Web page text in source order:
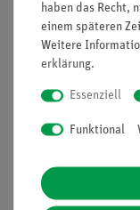
Anschließend
technischen
Weise erleben.
Vorteile
Keine
Aufbau
haben das Recht,
einem späteren
Weitere
erklärung.
Essenziell
Funktional